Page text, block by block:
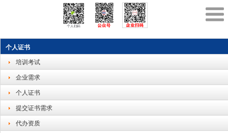
个人证书
培训考试
企业需求
个人证书
提交证书需求
代办资质